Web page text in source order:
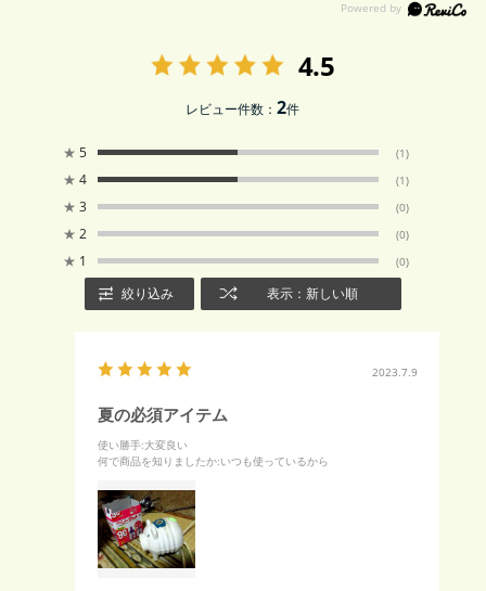
4.5
レビュー件数：2件
★ 5 (1)
★ 4 (1)
★ 3 (0)
★ 2 (0)
★ 1 (0)
絞り込み 表示：新しい順
2023.7.9
夏の必須アイテム
使い勝手:大変良い
何で商品を知りましたか:いつも使っているから